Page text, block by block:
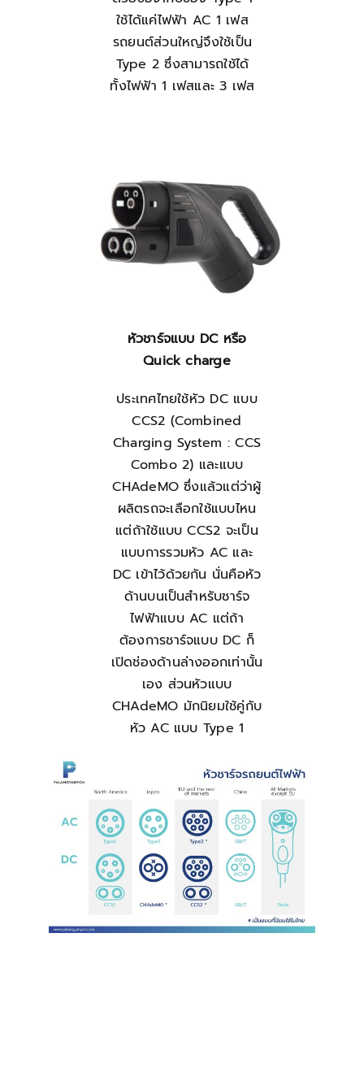
ใช้ได้แค่ไฟฟ้า AC 1 เฟส
รถยนต์ส่วนใหญ่จึงใช้เป็น
Type 2 ซึ่งสามารถใช้ได้
ทั้งไฟฟ้า 1 เฟสและ 3 เฟส
หัวชาร์จแบบ DC หรือ
Quick charge
ประเทศไทยใช้หัว DC แบบ
CCS2 (Combined
Charging System : CCS
Combo 2) และแบบ
CHAdeMO ซึ่งแล้วแต่ว่าผู้
ผลิตรถจะเลือกใช้แบบไหน
แต่ถ้าใช้แบบ CCS2 จะเป็น
แบบการรวมหัว AC และ
DC เข้าไว้ด้วยกัน นั่นคือหัว
ด้านบนเป็นสำหรับชาร์จ
ไฟฟ้าแบบ AC แต่ถ้า
ต้องการชาร์จแบบ DC ก็
เปิดช่องด้านล่างออกเท่านั้น
เอง ส่วนหัวแบบ
CHAdeMO มักนิยมใช้คู่กับ
หัว AC แบบ Type 1